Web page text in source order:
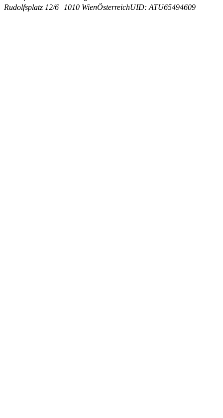
Rudolfsplatz 12/6
1010 WienÖsterreichUID: ATU65494609